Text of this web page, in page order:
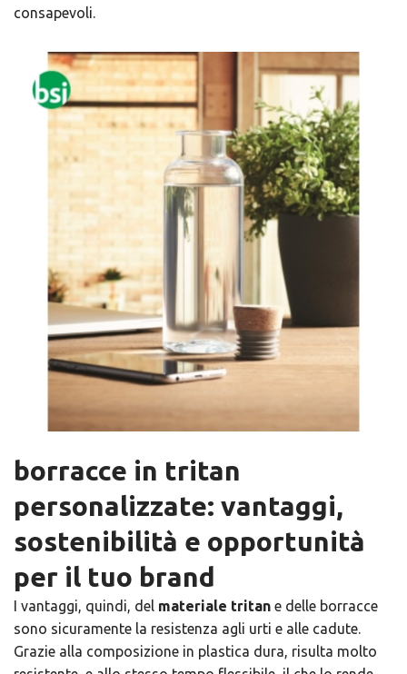
consapevoli.
borracce in tritan
personalizzate: vantaggi,
sostenibilità e opportunità
per il tuo brand
I vantaggi, quindi, del materiale tritan e delle ​borracce
sono sicuramente la resistenza agli urti e alle cadute.
Grazie alla composizione in plastica dura, risulta molto